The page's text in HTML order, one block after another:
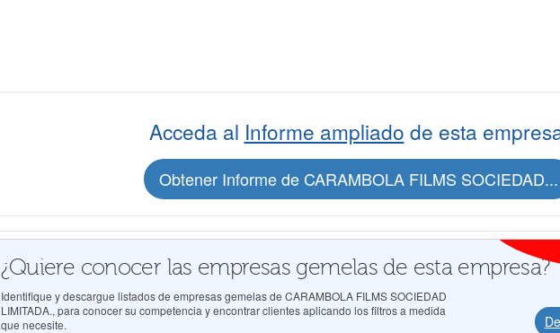
Acceda al Informe ampliado de esta
Obtener Informe de CARAMBOLA FILMS SOCIEDAD...
¿Quiere conocer las empresas gemelas de esta empresa?
Identifique y descargue listados de empresas gemelas de CARAMBOLA FILMS SOCIEDAD
LIMITADA., para conocer su competencia y encontrar clientes aplicando los filtros a medida
que necesite.